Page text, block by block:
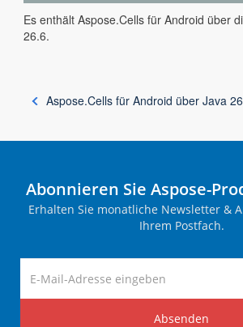
Es enthält Aspose.Cells für Android über
26.6.
Aspose.Cells für Android über Java
Abonnieren Sie Aspose-
Erhalten Sie monatliche Newsletter &
Ihrem Postfach.
Absenden